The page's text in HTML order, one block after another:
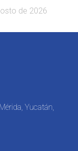
de 2026
Yucatán,